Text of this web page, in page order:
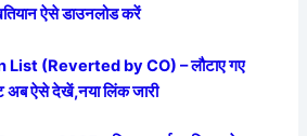
ऐसे डाउनलोड करें
(Reverted by CO) – लौटाए गए
अब ऐसे देखें,नया लिंक जारी